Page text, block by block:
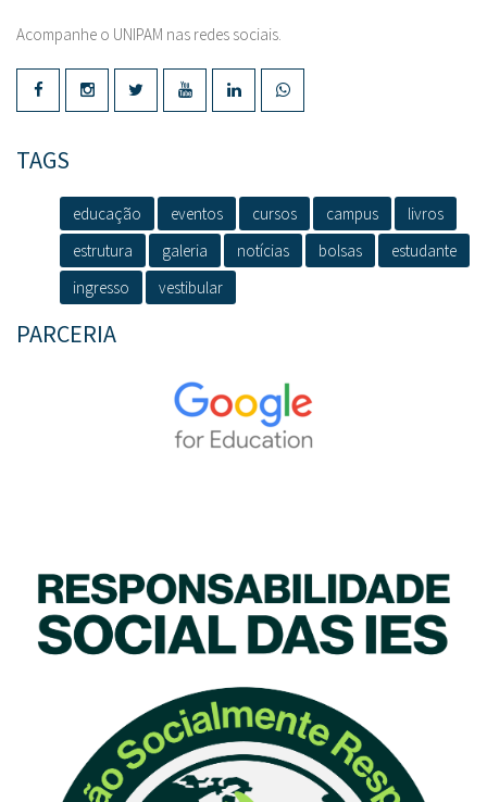
Acompanhe o UNIPAM nas redes sociais.
TAGS
educação eventos cursos campus
livros
estrutura
galeria notícias bolsas
estudante
ingresso
vestibular
PARCERIA